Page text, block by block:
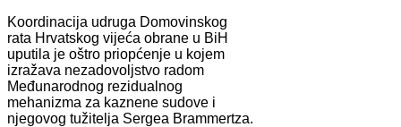
Koordinacija udruga Domovinskog
rata Hrvatskog vijeća obrane u BiH
uputila je oštro priopćenje u kojem
izražava nezadovoljstvo radom
Međunarodnog rezidualnog
mehanizma za kaznene sudove i
njegovog tužitelja Sergea Brammertza.